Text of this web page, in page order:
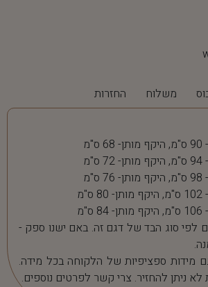
משלוח החזרות
לפי סוג הבד של דגם זה. באם ישנו ספק -
מידות ספציפיות של הלקוחה בכל מידה.
ניתן להחזיר. צרי קשר לפרטים נוספים.